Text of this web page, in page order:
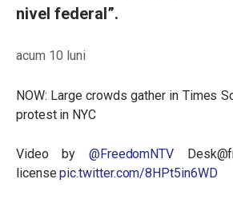
nivel federal”.
acum 10 luni
NOW: Large crowds gather in Times
protest in NYC
Video by @FreedomNTV
licensepic.twitter.com/8HPt5in6WD